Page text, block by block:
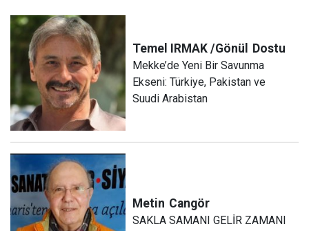
Temel IRMAK /Gönül Dostu
Mekke’de Yeni Bir Savunma
Ekseni: Türkiye, Pakistan ve
Suudi Arabistan
Metin Cangör
SAKLA SAMANI GELİR ZAMANI